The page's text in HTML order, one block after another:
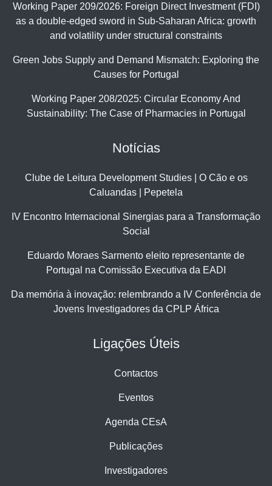
Working Paper 209/2026: Foreign Direct Investment (FDI)
as a double-edged sword in Sub-Saharan Africa: growth
and volatility under structural constraints
Green Jobs Supply and Demand Mismatch: Exploring the
Causes for Portugal
Working Paper 208/2025: Circular Economy And
Sustainability: The Case of Pharmacies in Portugal
Notícias
Clube de Leitura Development Studies | O Cão e os
Caluandas | Pepetela
IV Encontro Internacional Sinergias para a Transformação
Social
Eduardo Moraes Sarmento eleito representante de
Portugal na Comissão Executiva da EADI
Da memória à inovação: relembrando a IV Conferência de
Jovens Investigadores da CPLP África
Ligações Úteis
Contactos
Eventos
Agenda CEsA
Publicações
Investigadores